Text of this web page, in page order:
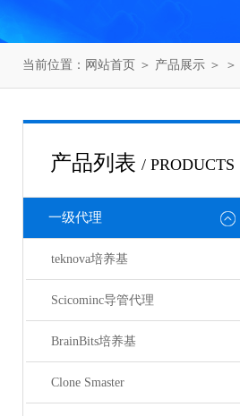
当前位置： 网站首页 ＞ 产品展示 ＞ ＞
产品列表 / PRODUCTS
一级代理
teknova培养基
Scicominc导管代理
BrainBits培养基
Clone Smaster